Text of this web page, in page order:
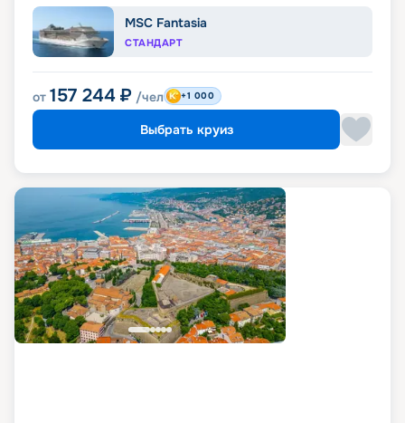
MSC Fantasia
СТАНДАРТ
от 157 244 ₽ /чел +1 000
Выбрать круиз